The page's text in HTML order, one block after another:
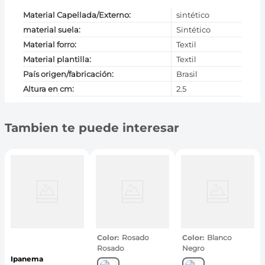
Material Capellada/Externo:
sintético
material suela:
Sintético
Material forro:
Textil
Material plantilla:
Textil
País origen/fabricación:
Brasil
Altura en cm: 2.5
Tambien te puede interesar
Ipanema
Color Rosado
Rosado
Color Blanco
Negro